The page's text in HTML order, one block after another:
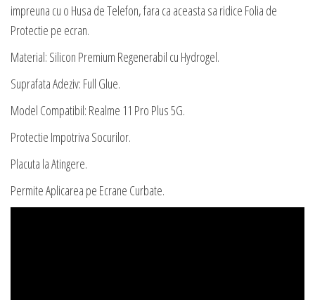
impreuna cu o Husa de Telefon, fara ca aceasta sa ridice Folia de
Protectie pe ecran.
Material: Silicon Premium Regenerabil cu Hydrogel.
Suprafata Adeziv: Full Glue.
Model Compatibil: Realme 11 Pro Plus 5G.
Protectie Impotriva Socurilor.
Placuta la Atingere.
Permite Aplicarea pe Ecrane Curbate.